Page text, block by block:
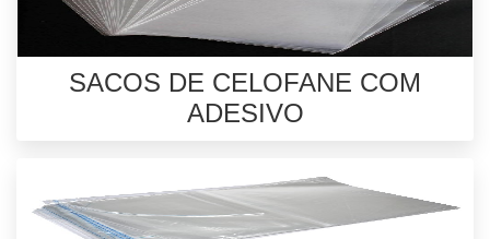
SACOS DE CELOFANE COM
ADESIVO